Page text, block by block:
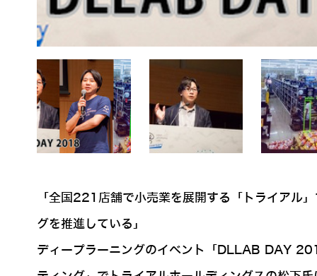
「全国221店舗で小売業を展開する「トライアル
グを推進している」
ディープラーニングのイベント「DLLAB DAY